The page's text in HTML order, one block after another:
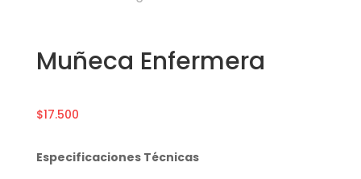
Muñeca Enfermera
$17.500
Especificaciones Técnicas